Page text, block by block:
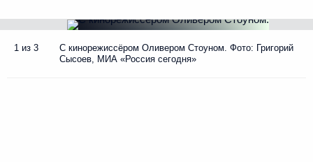
1 из 3
С кинорежиссёром Оливером Стоуном. Фото: Григорий
Сысоев, МИА «Россия сегодня»